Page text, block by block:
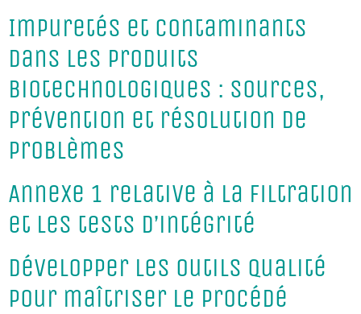
Impuretés et contaminants
dans les produits
biotechnologiques : sources,
prévention et résolution de
problèmes
Annexe 1 relative à la filtration
et les tests d’intégrité
Développer les outils qualité
pour maîtriser le procédé